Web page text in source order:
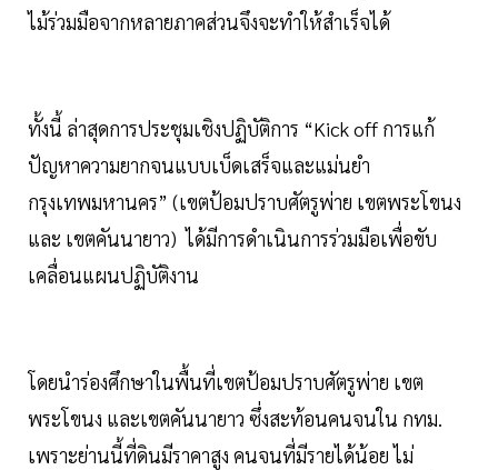
ไม้ร่วมมือจากหลายภาคส่วนจึงจะทำให้สำเร็จได้
ทั้งนี้ ล่าสุดการประชุมเชิงปฏิบัติการ “Kick off การแก้
ปัญหาความยากจนแบบเบ็ดเสร็จและแม่นยำ
กรุงเทพมหานคร” (เขตป้อมปราบศัตรูพ่าย เขตพระโขนง
และ เขตคันนายาว) ได้มีการดำเนินการร่วมมือเพื่อขับ
เคลื่อนแผนปฏิบัติงาน
โดยนำร่องศึกษาในพื้นที่เขตป้อมปราบศัตรูพ่าย เขต
พระโขนง และเขตคันนายาว ซึ่งสะท้อนคนจนใน กทม.
เพราะย่านนี้ที่ดินมีราคาสูง คนจนที่มีรายได้น้อย ไม่